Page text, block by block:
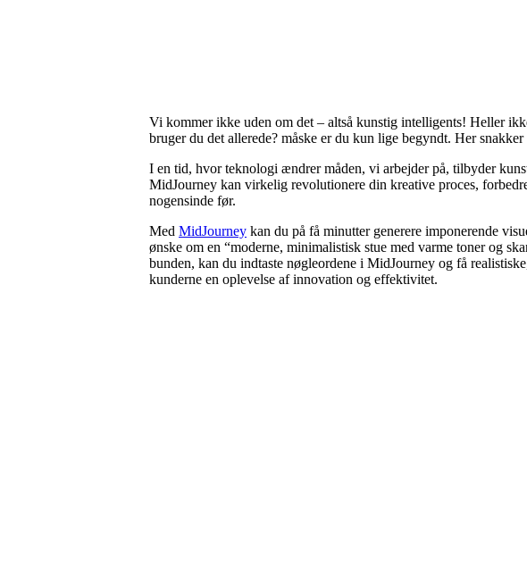
Vi kommer ikke uden om det – altså kunstig intelligents! Heller
bruger du det allerede? måske er du kun lige begyndt. Her
I en tid, hvor teknologi ændrer måden, vi arbejder på, tilbyder
MidJourney kan virkelig revolutionere din kreative proces,
nogensinde før.
Med MidJourney kan du på få minutter generere imponerende
ønske om en “moderne, minimalistisk stue med varme toner og
bunden, kan du indtaste nøgleordene i MidJourney og få
kunderne en oplevelse af innovation og effektivitet.